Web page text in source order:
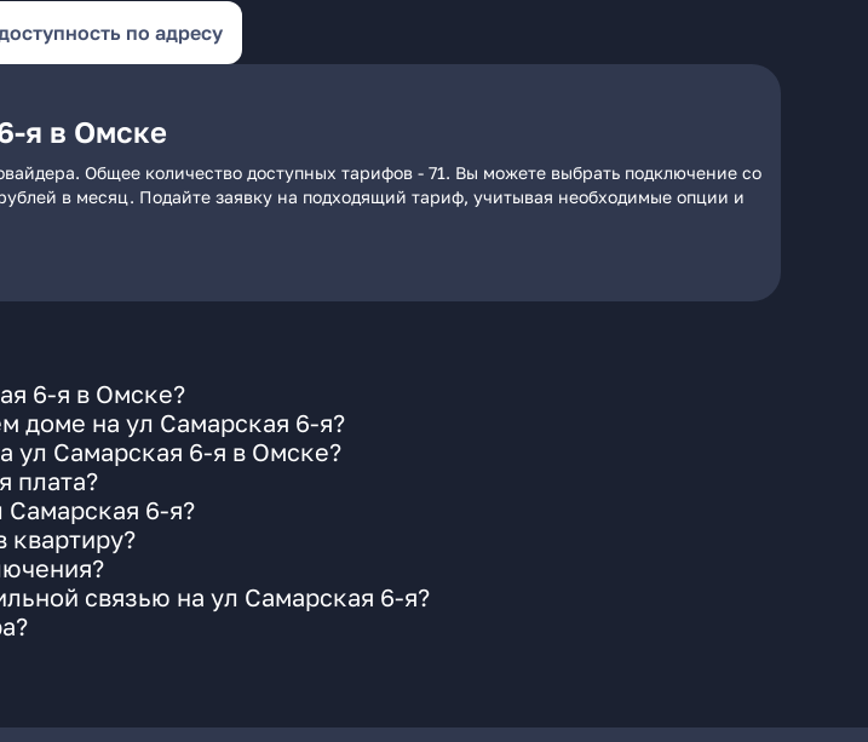
по адресу
я в Омске
Общее количество доступных тарифов - 71. Вы можете выбрать подключение со
в месяц. Подайте заявку на подходящий тариф, учитывая необходимые опции и
6-я в Омске?
доме на ул Самарская 6-я?
ул Самарская 6-я в Омске?
плата?
Самарская 6-я?
квартиру?
связью на ул Самарская 6-я?